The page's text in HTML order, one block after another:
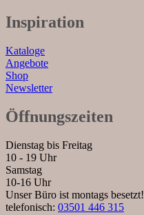
Inspiration
Kataloge
Angebote
Shop
Newsletter
Öffnungszeiten
Dienstag bis Freitag
10 - 19 Uhr
Samstag
10-16 Uhr
Unser Büro ist montags besetzt!
telefonisch: 03501 446 315